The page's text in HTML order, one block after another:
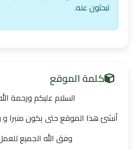
تبحثون عنه.
كلمة الموقع
السلام عليكم ورحمة
أنشئ هذا الموقع حتى يكون منبرا
وفق الله الجميع